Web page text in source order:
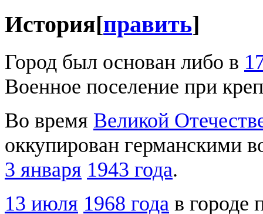
История[править]
Город был основан либо в
Военное поселение при
Во время Великой
оккупирован германскими
3 января 1943 года.
13 июля 1968 года в городе